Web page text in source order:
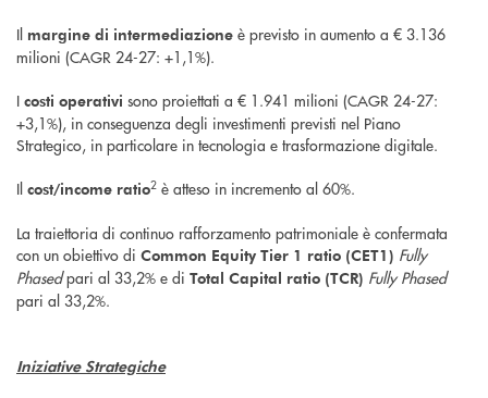
Il margine di intermediazione è previsto in aumento a € 3.136
milioni (CAGR 24-27: +1,1%).
I costi operativi sono proiettati a € 1.941 milioni (CAGR 24-27:
+3,1%), in conseguenza degli investimenti previsti nel Piano
Strategico, in particolare in tecnologia e trasformazione digitale.
Il cost/income ratio2 è atteso in incremento al 60%.
La traiettoria di continuo rafforzamento patrimoniale è confermata
con un obiettivo di Common Equity Tier 1 ratio (CET1) Fully
Phasedpari al 33,2% e di Total Capital ratio (TCR) Fully Phased
pari al 33,2%.
Iniziative Strategiche